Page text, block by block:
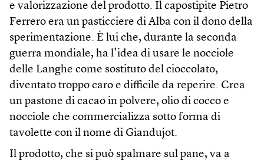
e valorizzazione del prodotto. Il capostipite Pietro
Ferrero era un pasticciere di Alba con il dono della
sperimentazione. È lui che, durante la seconda
guerra mondiale, ha l’idea di usare le nocciole
delle Langhe come sostituto del cioccolato,
diventato troppo caro e difficile da reperire. Crea
un pastone di cacao in polvere, olio di cocco e
nocciole che commercializza sotto forma di
tavolette con il nome di Giandujot.
Il prodotto, che si può spalmare sul pane, va a